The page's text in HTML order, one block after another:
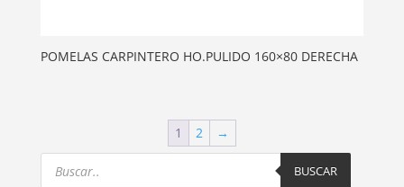
POMELAS CARPINTERO HO.PULIDO 160×80 DERECHA
1 2
→
Products
search BUSCAR